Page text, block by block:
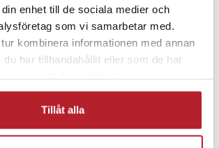
enhet till de sociala medier och
som vi samarbetar med.
kombinera informationen med annan
du har tillhandahållit eller som de har
Tillåt alla